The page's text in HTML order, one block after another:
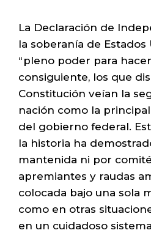
La Declaración de
la soberanía de Estados
“pleno poder para
consiguiente, los que
Constitución veían la
nación como la
del gobierno federal.
la historia ha
mantenida ni por
apremiantes y raudas
colocada bajo una sola
como en otras
en un cuidadoso